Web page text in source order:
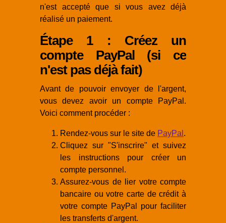
n'est accepté que si vous avez déjà
réalisé un paiement.
Étape 1 : Créez un
compte PayPal (si ce
n'est pas déjà fait)
Avant de pouvoir envoyer de l'argent,
vous devez avoir un compte PayPal.
Voici comment procéder :
Rendez-vous sur le site de PayPal .
Cliquez sur "S'inscrire" et suivez
les instructions pour créer un
compte personnel.
Assurez-vous de lier votre compte
bancaire ou votre carte de crédit à
votre compte PayPal pour faciliter
les transferts d'argent.